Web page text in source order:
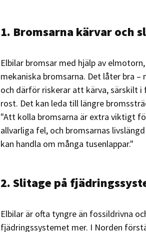
1. Bromsarna kärvar och
Elbilar bromsar med hjälp av
mekaniska bromsarna. Det låter bra
och därför riskerar att kärva, särskilt
rost. Det kan leda till längre
"Att kolla bromsarna är extra viktigt
allvarliga fel, och bromsarnas
kan handla om många tusenlappar."
2. Slitage på
Elbilar är ofta tyngre än fossildrivna
fjädringssystemet mer. I Norden